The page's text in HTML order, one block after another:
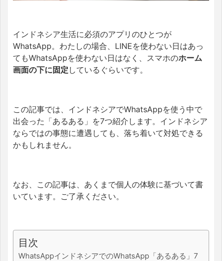
インドネシア生活に必須のアプリのひとつが
WhatsApp。わたしの場合、LINEを使わない日はあっ
てもWhatsAppを使わない日はなく、スマホのホーム
画面の下に固定 しているぐらいです。
この記事では、インドネシアでWhatsAppを使う中で
出会った「あるある」を7つ紹介します。インドネシア
ならではの事態に遭遇しても、落ち着いて対処できる
かもしれません。
なお、この記事は、あくまで個人の体験に基づいて書
いています。ご了承ください。
目次
WhatsAppインドネシアでのWhatsApp「あるある」7